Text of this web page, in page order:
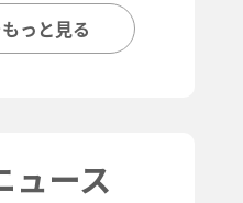
っと見る
ュース